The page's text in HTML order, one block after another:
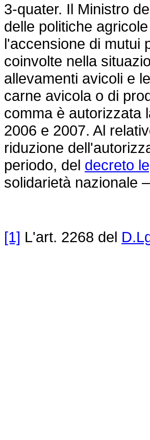
3-quater. Il Ministro
delle politiche
l'accensione di mutui
coinvolte nella
allevamenti avicoli e
carne avicola o di
comma è autorizzata
2006 e 2007. Al
riduzione
periodo, del decreto
solidarietà nazionale
[1] L'art. 2268 del